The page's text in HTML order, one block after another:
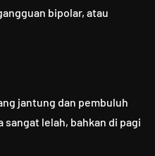
bipolar, atau
jantung dan pembuluh
sangat lelah, bahkan di pagi